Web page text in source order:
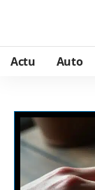
Actu Auto